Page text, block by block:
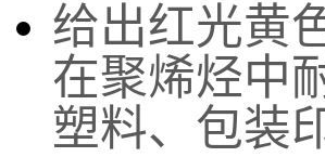
给出红光黄
在聚烯烃中
塑料、包装